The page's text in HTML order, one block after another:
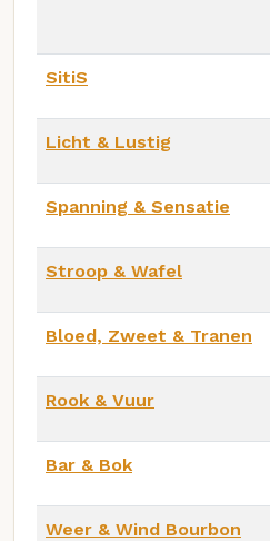
SitiS
Licht & Lustig
Spanning & Sensatie
Stroop & Wafel
Bloed, Zweet & Tranen
Rook & Vuur
Bar & Bok
Weer & Wind Bourbon